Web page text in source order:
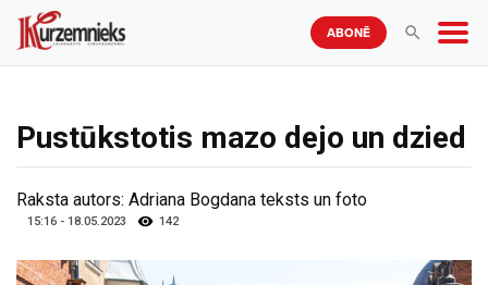
ABONĒ
Pustūkstotis mazo dejo un dzied
Raksta autors: Adriana Bogdana teksts un foto
15:16 - 18.05.2023 142